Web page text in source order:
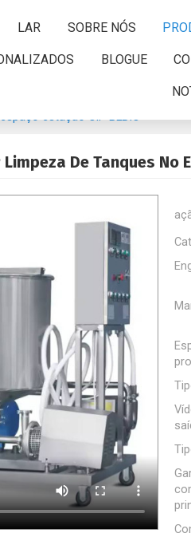
LAR SOBRE NÓS
BLOGUE
estação CIP BLBIO
De Tanques No